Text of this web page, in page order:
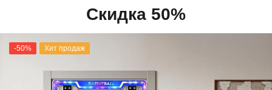
Скидка 50%
-50% Хит продаж